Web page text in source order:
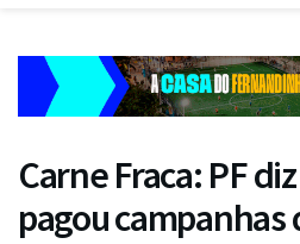
Carne Fraca: PF
pagou campanhas